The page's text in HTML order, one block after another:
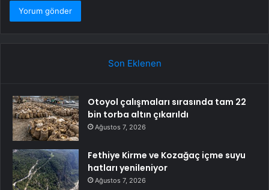
Son Eklenen
Otoyol çalışmaları sırasında tam 22
bin torba altın çıkarıldı
Ağustos 7, 2026
Fethiye Kirme ve Kozağaç içme suyu
hatları yenileniyor
Ağustos 7, 2026